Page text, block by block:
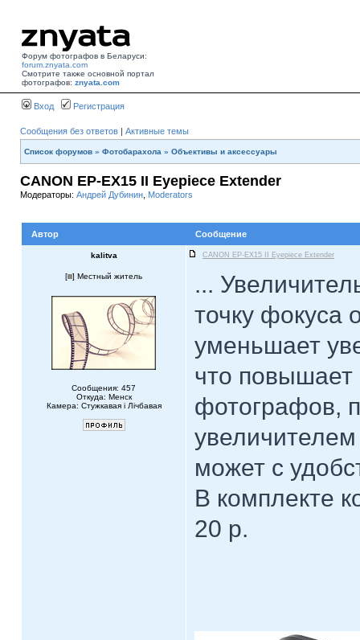
Форум фотографов в Беларуси:
forum.znyata.com
Смотрите также основной портал
фотографов: znyata.com
Вход Регистрация
Сообщения без ответов | Активные темы
Список форумов » Фотобарахола » Объективы и аксессуары
CANON EP-EX15 II Eyepiece Extender
Модераторы: Андрей Дубинин Moderators
Автор Сообщение
kalitva CANON EP-EX15 II Eyepiece Extender
[ ] Местный житель
Сообщения: 457
Откуда: Менск
Камера: Стужкавая i Лічбавая
...
точку фокуса
уменьшает
что
фотографов,
может с
В комплекте
20 р.